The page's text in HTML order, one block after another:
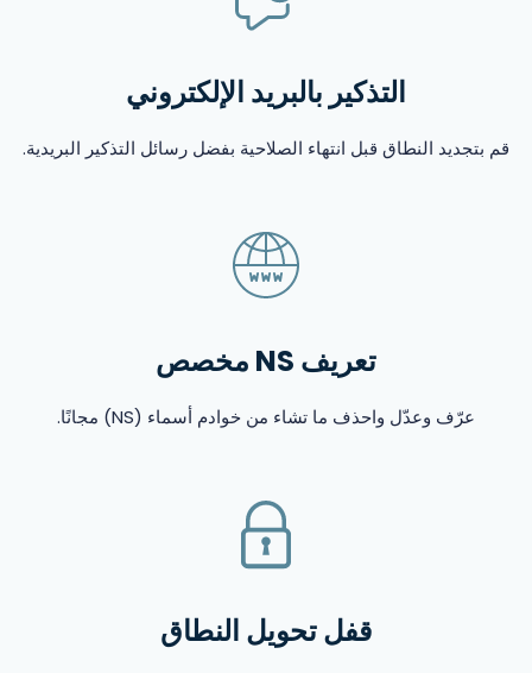
التذكير بالبريد الإلكتروني
قم بتجديد النطاق قبل انتهاء الصلاحية بفضل رسائل التذكير البريدية.
تعريف NS مخصص
عرّف وعدّل واحذف ما تشاء من خوادم أسماء (NS) مجانًا.
قفل تحويل النطاق